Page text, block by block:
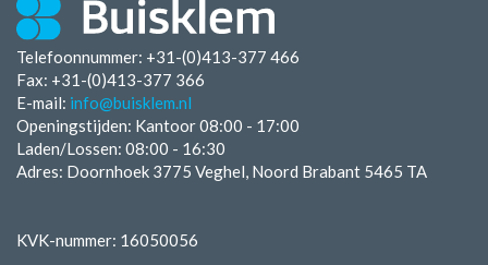
Telefoonnummer: +31-(0)413-377 466
Fax: +31-(0)413-377 366
E-mail: info@buisklem.nl
Openingstijden: Kantoor 08:00 - 17:00
Laden/Lossen: 08:00 - 16:30
Adres: Doornhoek 3775 Veghel, Noord Brabant 5465 TA
KVK-nummer: 16050056